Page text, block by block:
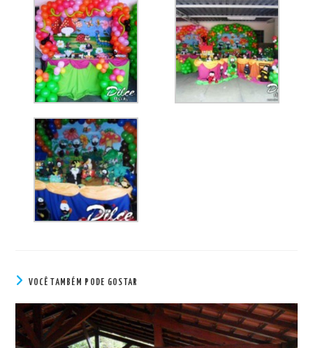
VOCÊ TAMBÉM PODE GOSTAR